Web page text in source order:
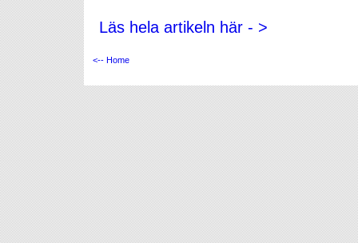
Läs hela artikeln här - >
<-- Home